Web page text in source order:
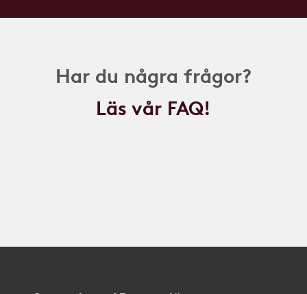
Har du några frågor?
Läs vår FAQ!